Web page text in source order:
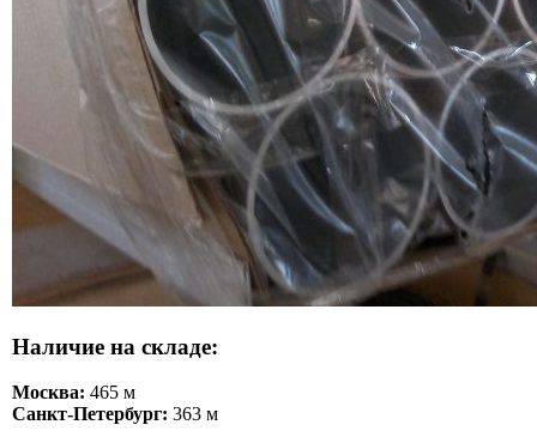
Наличие на складе:
Москва: 465 м
Санкт-Петербург: 363 м